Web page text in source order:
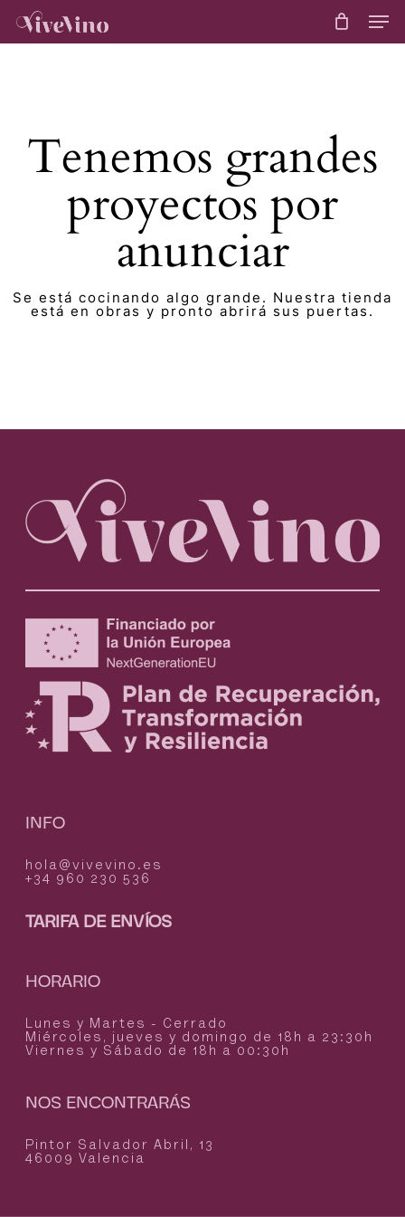
main
content
Tenemos grandes
proyectos por
anunciar
Se está cocinando algo grande. Nuestra tienda
está en obras y pronto abrirá sus puertas.
INFO
hola@vivevino.es
+34 960 230 536
TARIFA DE ENVÍOS
HORARIO
Lunes y Martes - Cerrado
Miércoles, jueves y domingo de 18h a 23:30h
Viernes y Sábado de 18h a 00:30h
NOS ENCONTRARÁS
Pintor Salvador Abril, 13
46009 Valencia